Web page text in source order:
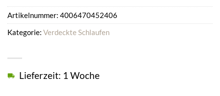
Lieferzeit: 1 Woche
Artikelnummer: 4006470452406
Kategorie: Verdeckte Schlaufen